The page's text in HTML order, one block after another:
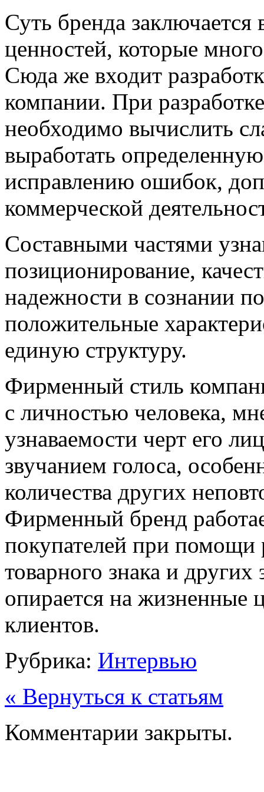
Суть бренда
ценностей, которые
Сюда же входит
компании. При
необходимо вычислить
выработать
исправлению ошибок,
коммерческой
Составными частями
позиционирование,
надежности в сознании
положительные
единую структуру.
Фирменный стиль
с личностью человека,
узнаваемости черт его
звучанием голоса,
количества других
Фирменный бренд
покупателей при
товарного знака и
опирается на жизненные
клиентов.
Рубрика: Интервью
« Вернуться к статьям
Комментарии закрыты.